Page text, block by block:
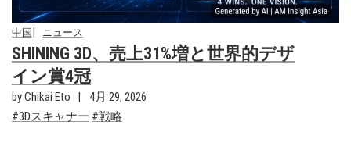
中国 ニュース
SHINING 3D、売上31%増と世界的デザ
イン賞4冠
by Chikai Eto
4月 29, 2026
3Dスキャナー
戦略